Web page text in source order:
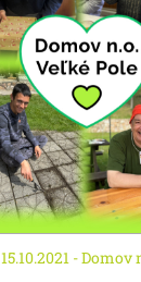
15.10.2021 -